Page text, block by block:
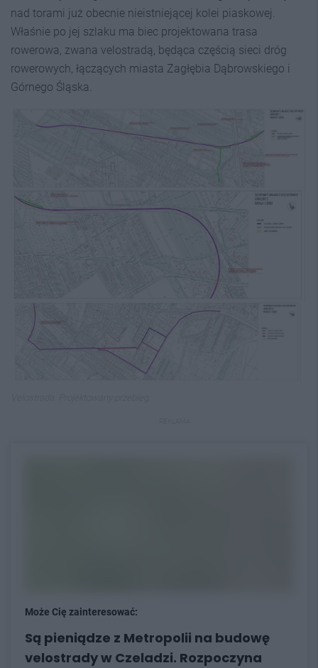
nad torami już obecnie nieistniejącej kolei piaskowej.
Właśnie po jej szlaku ma biec projektowana trasa
rowerowa, zwana velostradą, będąca częścią sieci dróg
rowerowych, łączących miasta Zagłębia Dąbrowskiego i
Górnego Śląska.
Może Cię zainteresować:
Są pieniądze z Metropolii na budowę
velostrady w Czeladzi. Rozpoczyna